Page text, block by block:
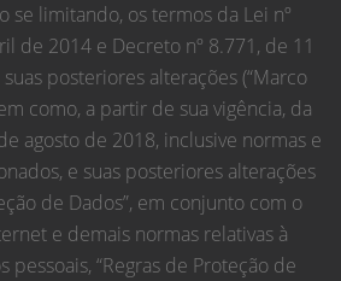
se limitando, os termos da Lei nº
de 2014 e Decreto nº 8.771, de 11
posteriores alterações (“Marco
como, a partir de sua vigência, da
agosto de 2018, inclusive normas e
e suas posteriores alterações
de Dados”, em conjunto com o
e demais normas relativas à
pessoais, “Regras de Proteção de